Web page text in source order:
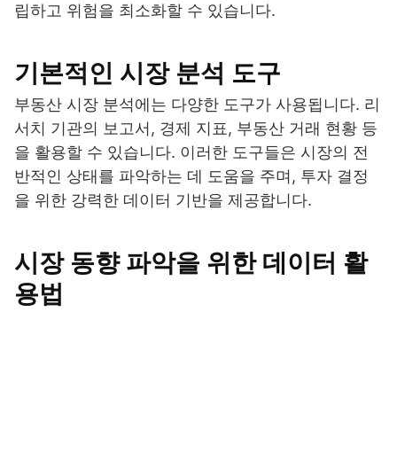
립하고 위험을 최소화할 수 있습니다.
기본적인 시장 분석 도구
부동산 시장 분석에는 다양한 도구가 사용됩니다. 리
서치 기관의 보고서, 경제 지표, 부동산 거래 현황 등
을 활용할 수 있습니다. 이러한 도구들은 시장의 전
반적인 상태를 파악하는 데 도움을 주며, 투자 결정
을 위한 강력한 데이터 기반을 제공합니다.
시장 동향 파악을 위한 데이터 활
용법